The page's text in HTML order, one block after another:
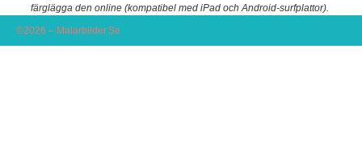
färglägga den online (kompatibel med iPad och Android-surfplattor).
©2026 – Malarbilder.Se